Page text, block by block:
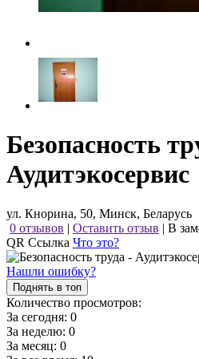
Безопасность
Аудитэкосервис
ул. Кнорина, 50, Минск, Беларусь
0 отзывов | Оставить отзыв | В
QR Ссылка Что это?
Нашли ошибку?
Поднять в топ
Количество просмотров:
За сегодня: 0
За неделю: 0
За месяц: 0